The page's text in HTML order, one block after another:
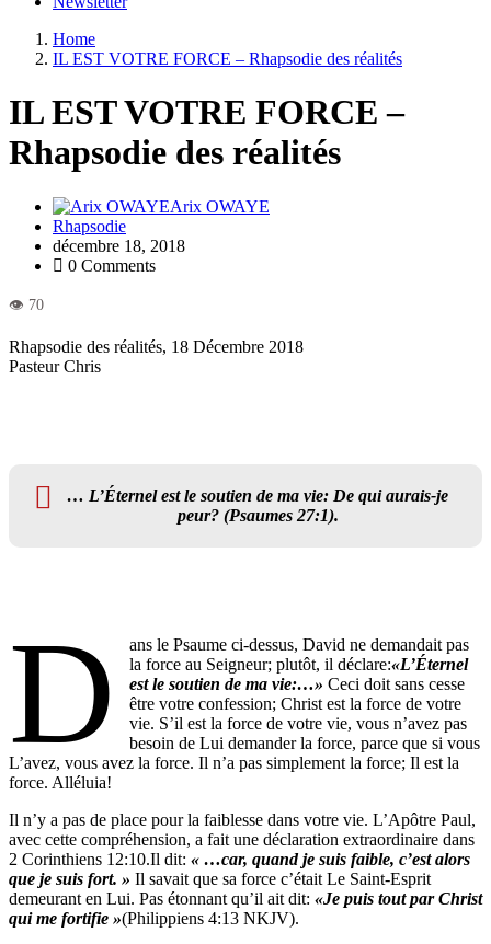
Home
IL EST VOTRE FORCE – Rhapsodie des réalités
IL EST VOTRE FORCE –
Rhapsodie des réalités
Arix OWAYE
Rhapsodie
décembre 18, 2018
0 Comments
Rhapsodie des réalités, 18 Décembre 2018
Pasteur Chris
… L’Éternel est le soutien de ma vie: De qui aurais-je
peur? (Psaumes 27:1).
D
ans le Psaume ci-dessus, David ne demandait pas
la force au Seigneur; plutôt, il déclare:«L’Éternel
est le soutien de ma vie:…»Ceci doit sans cesse
être votre confession; Christ est la force de votre
vie. S’il est la force de votre vie, vous n’avez pas
besoin de Lui demander la force, parce que si vous
L’avez, vous avez la force. Il n’a pas simplement la force; Il est la
force. Alléluia!
Il n’y a pas de place pour la faiblesse dans votre vie. L’Apôtre Paul,
avec cette compréhension, a fait une déclaration extraordinaire dans
2 Corinthiens 12:10.Il dit: « …car, quand je suis faible, c’est alors
que je suis fort. » Il savait que sa force c’était Le Saint-Esprit
demeurant en Lui. Pas étonnant qu’il ait dit: «Je puis tout par Christ
qui me fortifie »(Philippiens 4:13 NKJV).